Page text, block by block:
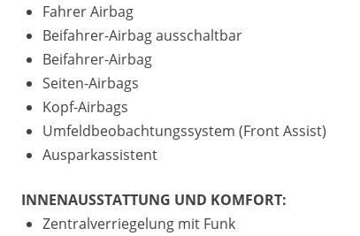
Fahrer Airbag
Beifahrer-Airbag ausschaltbar
Beifahrer-Airbag
Seiten-Airbags
Kopf-Airbags
Umfeldbeobachtungssystem (Front Assist)
Ausparkassistent
INNENAUSSTATTUNG UND KOMFORT:
Zentralverriegelung mit Funk